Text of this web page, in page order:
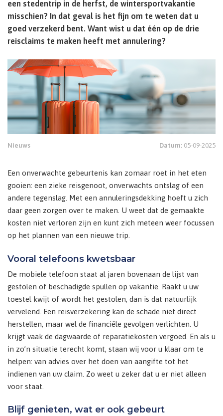
een stedentrip in de herfst, de wintersportvakantie
misschien? In dat geval is het fijn om te weten dat u
goed verzekerd bent. Want wist u dat één op de drie
reisclaims te maken heeft met annulering?
Nieuws Datum: 05-09-2025
Een onverwachte gebeurtenis kan zomaar roet in het eten
gooien: een zieke reisgenoot, onverwachts ontslag of een
andere tegenslag. Met een annuleringsdekking hoeft u zich
daar geen zorgen over te maken. U weet dat de gemaakte
kosten niet verloren zijn en kunt zich meteen weer focussen
op het plannen van een nieuwe trip.
Vooral telefoons kwetsbaar
De mobiele telefoon staat al jaren bovenaan de lijst van
gestolen of beschadigde spullen op vakantie. Raakt u uw
toestel kwijt of wordt het gestolen, dan is dat natuurlijk
vervelend. Een reisverzekering kan de schade niet direct
herstellen, maar wel de financiële gevolgen verlichten. U
krijgt vaak de dagwaarde of reparatiekosten vergoed. En als u
in zo’n situatie terecht komt, staan wij voor u klaar om te
helpen: van advies over het doen van aangifte tot het
indienen van uw claim. Zo weet u zeker dat u er niet alleen
voor staat.
Blijf genieten, wat er ook gebeurt